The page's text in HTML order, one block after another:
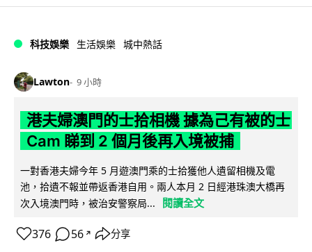
科技娛樂 生活娛樂 城中熱話
Lawton 9 小時
港夫婦澳門的士拾相機 據為己有被的士
Cam 睇到 2 個月後再入境被捕
一對香港夫婦今年 5 月遊澳門乘的士拾獲他人遺留相機及電
池，拾遺不報並帶返香港自用。兩人本月 2 日經港珠澳大橋再
次入境澳門時，被治安警察局...
閱讀全文
376 56 ↗ 分享